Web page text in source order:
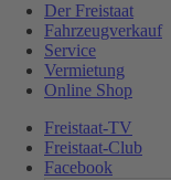
Der Freistaat
Fahrzeugverkauf
Service
Vermietung
Online Shop
Freistaat-TV
Freistaat-Club
Facebook